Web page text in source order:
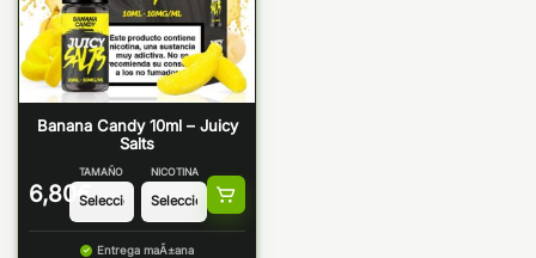
Banana Candy 10ml – Juicy
Salts
6,80 €
TAMAÑO NICOTINA
Entrega maÃ±ana